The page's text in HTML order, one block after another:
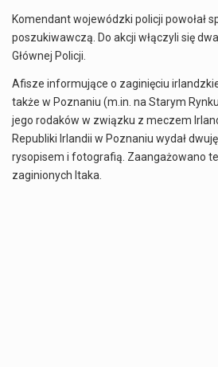
Komendant wojewódzki policji powołał
poszukiwawczą. Do akcji włączyli się
Głównej Policji.
Afisze informujące o zaginięciu
także w Poznaniu (m.in. na Starym
jego rodaków w związku z meczem
Republiki Irlandii w Poznaniu wydał
rysopisem i fotografią. Zaangażowano
zaginionych Itaka.